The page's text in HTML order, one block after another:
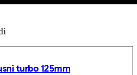
turbo 125mm